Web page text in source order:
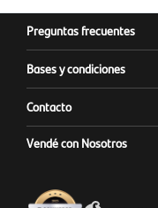
Preguntas frecuentes
Bases y condiciones
Contacto
Vendé con Nosotros